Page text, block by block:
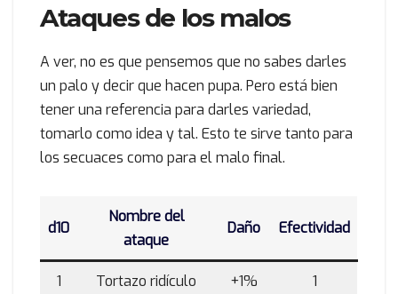
Ataques de los malos
A ver, no es que pensemos que no sabes darles
un palo y decir que hacen pupa. Pero está bien
tener una referencia para darles variedad,
tomarlo como idea y tal. Esto te sirve tanto para
los secuaces como para el malo final.
d10
Nombre del
ataque
Daño Efectividad
1 Tortazo ridículo +1% 1